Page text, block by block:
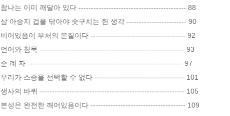
참나는 이미 깨달아 있다 ------------------------------------------- 88
삼 아승지 겁을 닦아야 솟구치는 한 생각 ------------------------ 90
비어있음이 부처의 본질이다 -------------------------------------- 92
언어와 침묵 ---------------------------------------------------------- 93
순 례 자 -------------------------------------------------------------- 97
우리가 스승을 선택할 수 없다 ------------------------------------ 101
생사의 바퀴 ---------------------------------------------------------- 105
본성은 완전한 깨어있음이다 -------------------------------------- 109